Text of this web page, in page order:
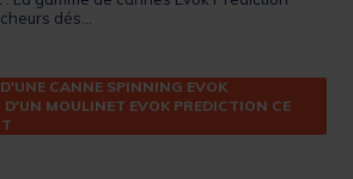
dés...
CANNE SPINNING EVOK
MOULINET EVOK PREDICTION CE